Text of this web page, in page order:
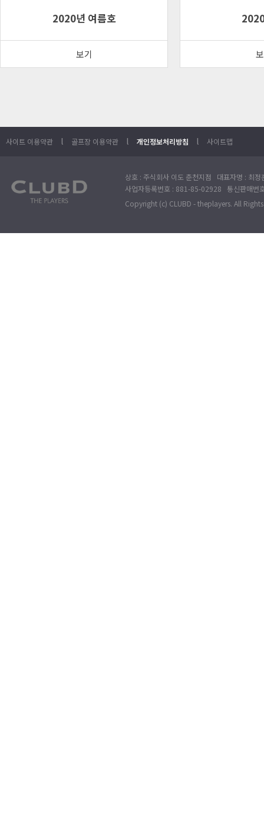
2020년 여름호
보기
사이트 이용약관 l 골프장 이용약관 l 개인정보처리방침 l 사이트맵
상호 : 주식회사 이도 춘천지점 대표자명 : 최
사업자등록번호 : 881-85-02928 통신판매번
Copyright (c) CLUBD - theplayers. All